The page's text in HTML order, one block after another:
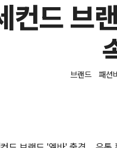
컨드 브
브랜드 패션